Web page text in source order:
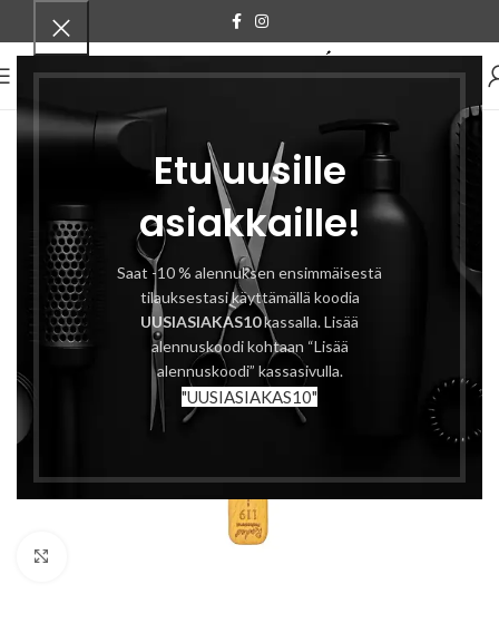
Etu uusille
asiakkaille!
Saat -10 % alennuksen ensimmäisestä
tilauksestasi käyttämällä koodia
UUSIASIAKAS10kassalla. Lisää
alennuskoodi kohtaan “Lisää
alennuskoodi” kassasivulla.
"UUSIASIAKAS10"
VALIKKO